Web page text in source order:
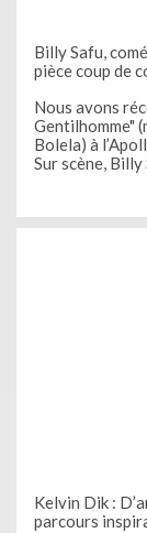
Billy Safu,
pièce coup de
Nous avons
Gentilhomme"
Bolela) à
Sur scène,
Kelvin Dik :
parcours